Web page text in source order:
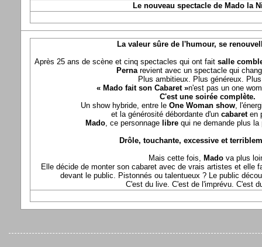
Le nouveau spectacle de Mado la
La valeur sûre de l'humour, se
Après 25 ans de scène et cinq spectacles qui ont fait salle
Pernarevient avec un spectacle qui
Plus ambitieux. Plus généreux.
« Mado fait son Cabaret »n'est pas un one
C'est une soirée complète.
Un show hybride, entre le One Woman show,
et la générosité débordante d'un cabaret en
Mado, ce personnage librequi ne demande plus la
Drôle, touchante, excessive et
Mais cette fois, Mado va plus
Elle décide de monter son cabaret avec de vrais artistes et elle
devant le public. Pistonnés ou talentueux ? Le public
C'est du live. C'est de l'imprévu. C'est